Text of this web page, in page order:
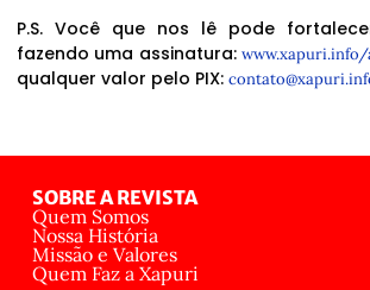
P.S. Você que nos lê pode
fazendo uma assinatura:www.xapuri.info/
qualquer valor pelo PIX:
SOBRE A REVISTA
Quem Somos
Nossa História
Missão e Valores
Quem Faz a Xapuri